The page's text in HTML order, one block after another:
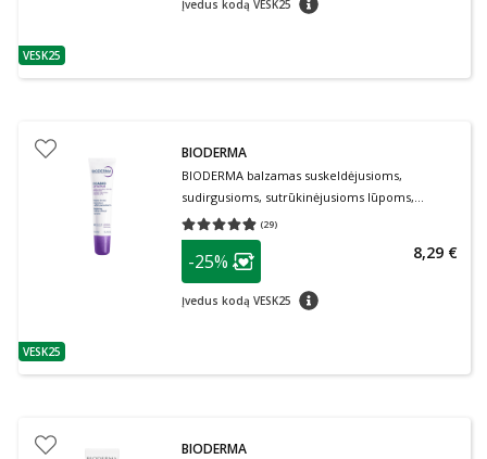
patarimas
VESK25
Įvedus kodą VESK25
patarimas
VESK25
BIODERMA
BIODERMA balzamas suskeldėjusioms,
sudirgusioms, sutrūkinėjusioms lūpoms,
CICABIO LIP REPAIR, 10 ml
(29)
Vidutinis įvertinimas 4.86
patarimas
Lojalumo klubo narių nuolaida
-25%
Įvedus kodą VESK25 patarimas
8,29 €
BIODERMA